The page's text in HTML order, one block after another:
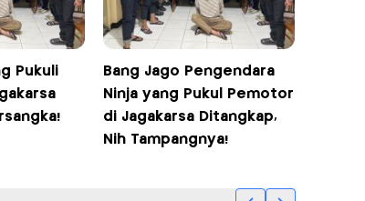
Pukuli
Bang Jago Pengendara
Ninja yang Pukul Pemotor
di Jagakarsa Ditangkap,
Nih Tampangnya!